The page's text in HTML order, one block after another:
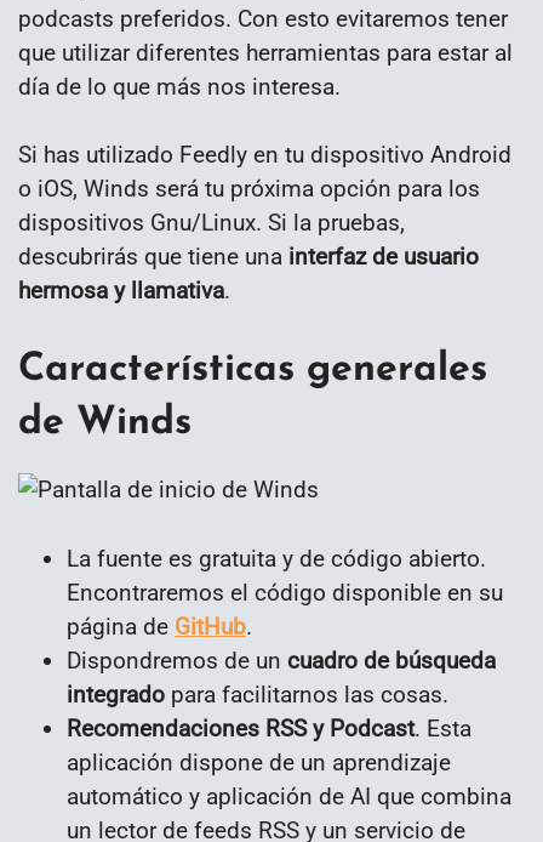
podcasts preferidos. Con esto evitaremos tener
que utilizar diferentes herramientas para estar al
día de lo que más nos interesa.
Si has utilizado Feedly en tu dispositivo Android
o iOS, Winds será tu próxima opción para los
dispositivos Gnu/Linux. Si la pruebas,
descubrirás que tiene una interfaz de usuario
hermosa y llamativa.
Características generales
de Winds
La fuente es gratuita y de código abierto.
Encontraremos el código disponible en su
página de GitHub.
Dispondremos de un cuadro de búsqueda
integrado para facilitarnos las cosas.
Recomendaciones RSS y Podcast. Esta
aplicación dispone de un aprendizaje
automático y aplicación de AI que combina
un lector de feeds RSS y un servicio de